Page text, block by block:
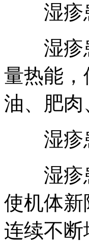
湿疹
湿疹患
量热能
油、肥
湿疹患
湿疹患
使机体
连续不